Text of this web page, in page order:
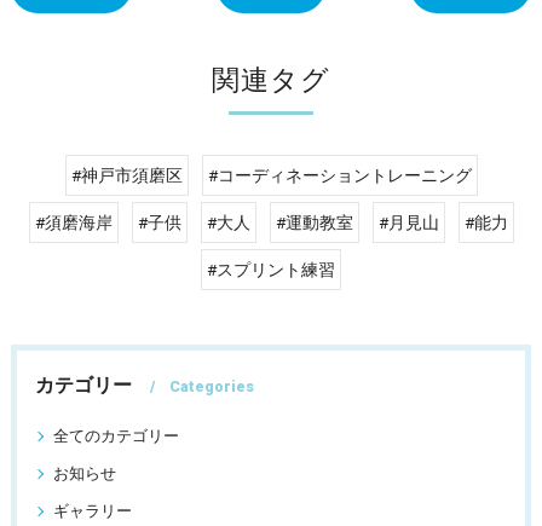
関連タグ
#神戸市須磨区 #コーディネーショントレーニング
#須磨海岸 #子供 #大人 #運動教室 #月見山 #能力
#スプリント練習
カテゴリー Categories
全てのカテゴリー
お知らせ
ギャラリー